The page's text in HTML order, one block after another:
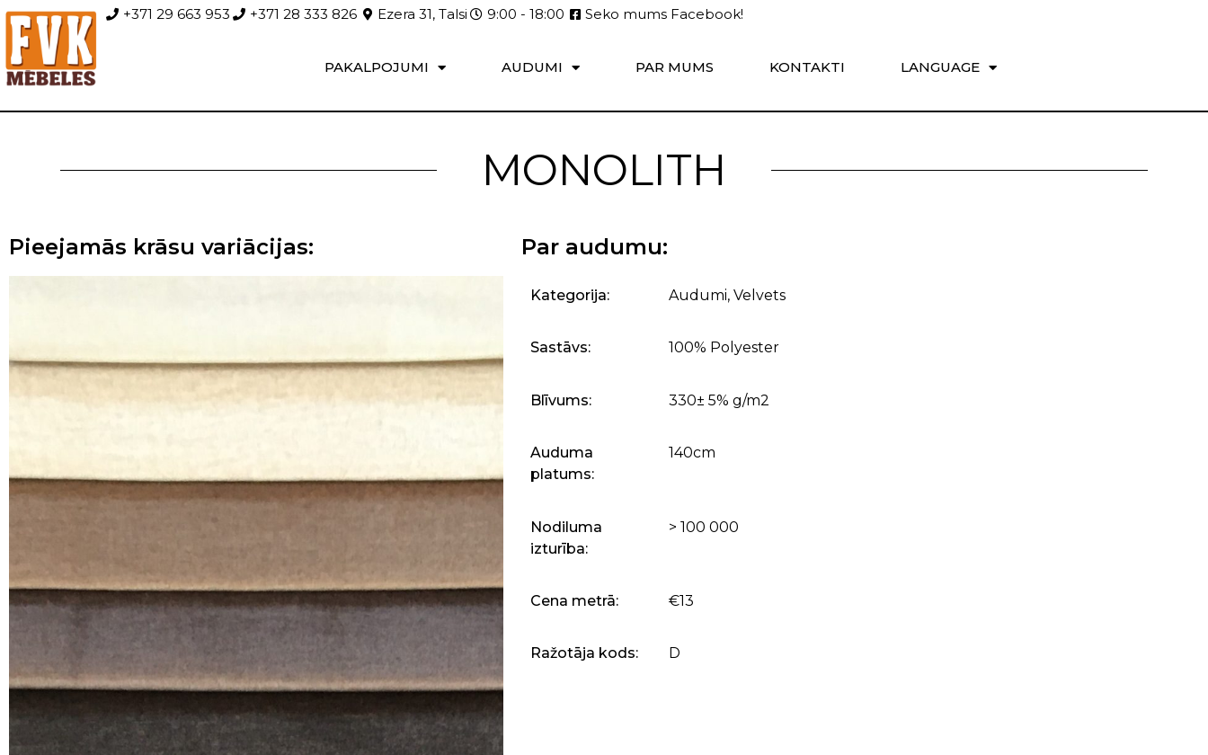
+371 29 663 953 +371 28 333 826 Ezera 31, Talsi 9:00 - 18:00 Seko mums Facebook!
PAKALPOJUMI AUDUMI PAR MUMS KONTAKTI LANGUAGE
MONOLITH
Pieejamās krāsu variācijas: Par audumu:
Kategorija: Audumi, Velvets
Sastāvs: 100% Polyester
Blīvums: 330± 5% g/m2
Auduma
platums:
140cm
Nodiluma
izturība:
> 100 000
Cena metrā: €13
Ražotāja kods: D